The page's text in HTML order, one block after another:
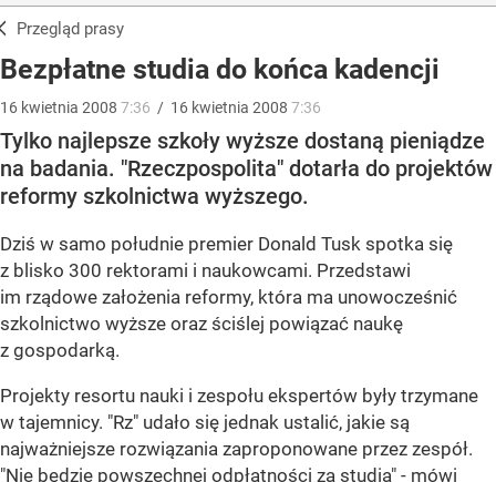
Przegląd prasy
Bezpłatne studia do końca kadencji
16 kwietnia 2008 7:36 / 16 kwietnia 2008 7:36
Tylko najlepsze szkoły wyższe dostaną pieniądze
na badania. "Rzeczpospolita" dotarła do projektów
reformy szkolnictwa wyższego.
Dziś w samo południe premier Donald Tusk spotka się
z blisko 300 rektorami i naukowcami. Przedstawi
im rządowe założenia reformy, która ma unowocześnić
szkolnictwo wyższe oraz ściślej powiązać naukę
z gospodarką.
Projekty resortu nauki i zespołu ekspertów były trzymane
w tajemnicy. "Rz" udało się jednak ustalić, jakie są
najważniejsze rozwiązania zaproponowane przez zespół.
"Nie będzie powszechnej odpłatności za studia" - mówi